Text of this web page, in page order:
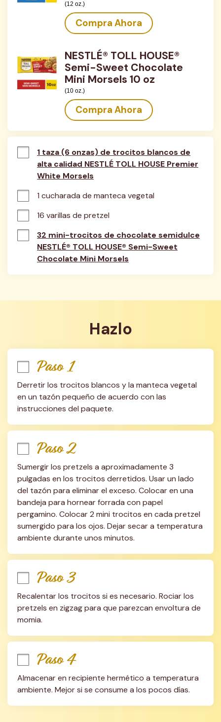
(12 oz.)
Compra Ahora
NESTLÉ® TOLL HOUSE®
Semi-Sweet Chocolate
Mini Morsels 10 oz
(10 oz.)
Compra Ahora
1 taza (6 onzas) de trocitos blancos de
alta calidad NESTLÉ TOLL HOUSE Premier
White Morsels
1 cucharada de manteca vegetal
16 varillas de pretzel
32 mini-trocitos de chocolate semidulce
NESTLÉ® TOLL HOUSE® Semi-Sweet
Chocolate Mini Morsels
Hazlo
Paso 1
Derretir los trocitos blancos y la manteca vegetal
en un tazón pequeño de acuerdo con las
instrucciones del paquete.
Paso 2
Sumergir los pretzels a aproximadamente 3
pulgadas en los trocitos derretidos. Usar un lado
del tazón para eliminar el exceso. Colocar en una
bandeja para hornear forrada con papel
pergamino. Colocar 2 mini trocitos en cada pretzel
sumergido para los ojos. Dejar secar a temperatura
ambiente durante unos minutos.
Paso 3
Recalentar los trocitos si es necesario. Rociar los
pretzels en zigzag para que parezcan envoltura de
momia.
Paso 4
Almacenar en recipiente hermético a temperatura
ambiente. Mejor si se consume a los pocos días.